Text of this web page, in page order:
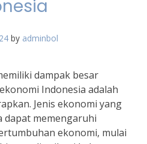
by adminbol
dampak besar
Indonesia adalah
Jenis ekonomi yang
dapat memengaruhi
ekonomi, mulai